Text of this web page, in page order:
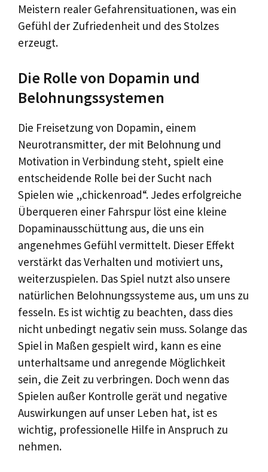
Meistern realer Gefahrensituationen, was ein
Gefühl der Zufriedenheit und des Stolzes
erzeugt.
Die Rolle von Dopamin und
Belohnungssystemen
Die Freisetzung von Dopamin, einem
Neurotransmitter, der mit Belohnung und
Motivation in Verbindung steht, spielt eine
entscheidende Rolle bei der Sucht nach
Spielen wie „chickenroad“. Jedes erfolgreiche
Überqueren einer Fahrspur löst eine kleine
Dopaminausschüttung aus, die uns ein
angenehmes Gefühl vermittelt. Dieser Effekt
verstärkt das Verhalten und motiviert uns,
weiterzuspielen. Das Spiel nutzt also unsere
natürlichen Belohnungssysteme aus, um uns zu
fesseln. Es ist wichtig zu beachten, dass dies
nicht unbedingt negativ sein muss. Solange das
Spiel in Maßen gespielt wird, kann es eine
unterhaltsame und anregende Möglichkeit
sein, die Zeit zu verbringen. Doch wenn das
Spielen außer Kontrolle gerät und negative
Auswirkungen auf unser Leben hat, ist es
wichtig, professionelle Hilfe in Anspruch zu
nehmen.